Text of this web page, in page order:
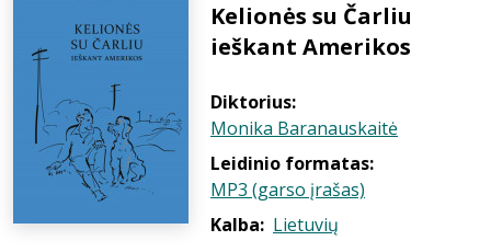
Kelionės su Čarliu
ieškant Amerikos
Diktorius:
Monika Baranauskaitė
Leidinio formatas:
MP3 (garso įrašas)
Kalba: Lietuvių